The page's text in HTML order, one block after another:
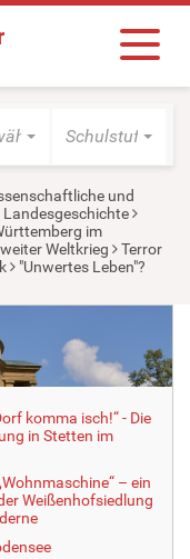
Schulstufe
und
Landesgeschichte
im
Weltkrieg
Terror
"Unwertes Leben"?
komma isch!“ - Die
in Stetten im
– ein
Weißenhofsiedlung